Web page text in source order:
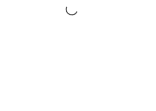
Loading...